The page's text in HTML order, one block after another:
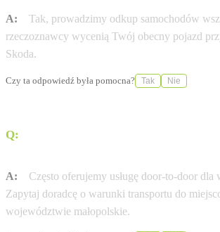
A:
Tak, prowadzimy odkup samochodów
rzeczoznawcy wycenią Twój obecny pojazd
Skoda.
Czy ta odpowiedź była pomocna? Tak Nie
Q:
A:
Często oferujemy usługę door-to-door
Zapytaj doradcę o warunki transportu do
województwie małopolskie.